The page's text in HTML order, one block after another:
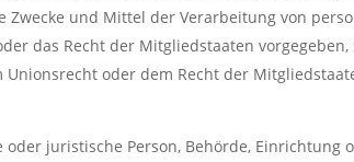
und Mittel der Verarbeitung von
das Recht der Mitgliedstaaten
oder dem Recht der
juristische Person, Behörde, Einrichtung